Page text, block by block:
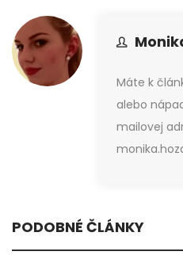
Máte k
alebo
mailovej
PODOBNÉ ČLÁNKY